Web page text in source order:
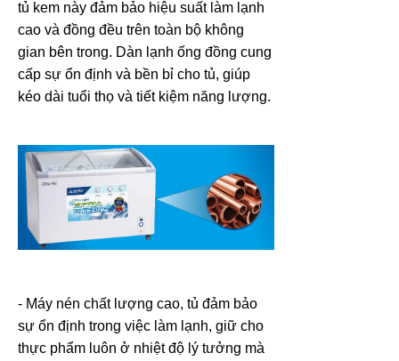
tủ kem này đảm bảo hiệu suất làm lạnh
cao và đồng đều trên toàn bộ không
gian bên trong. Dàn lạnh ống đồng cung
cấp sự ổn định và bền bỉ cho tủ, giúp
kéo dài tuổi thọ và tiết kiệm năng lượng.
- Máy nén chất lượng cao, tủ đảm bảo
sự ổn định trong việc làm lạnh, giữ cho
thực phẩm luôn ở nhiệt độ lý tưởng mà